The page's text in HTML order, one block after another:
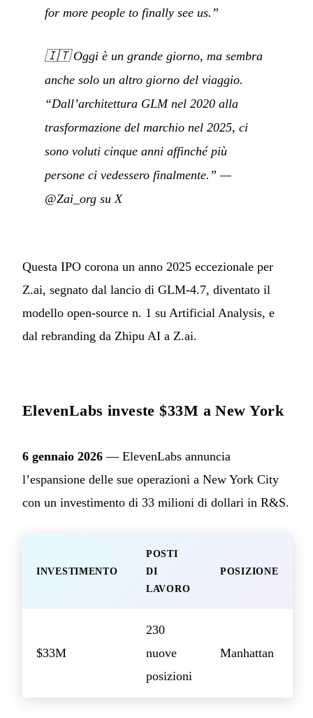
for more people to finally see us.”
🇮🇹Oggi è un grande giorno, ma sembra
anche solo un altro giorno del viaggio.
“Dall’architettura GLM nel 2020 alla
trasformazione del marchio nel 2025, ci
sono voluti cinque anni affinché più
persone ci vedessero finalmente.” —
@Zai_org su X
Questa IPO corona un anno 2025 eccezionale per
Z.ai, segnato dal lancio di GLM-4.7, diventato il
modello open-source n. 1 su Artificial Analysis, e
dal rebranding da Zhipu AI a Z.ai.
ElevenLabs investe $33M a New York
6 gennaio 2026 — ElevenLabs annuncia
l’espansione delle sue operazioni a New York City
con un investimento di 33 milioni di dollari in R&S.
INVESTIMENTO
POSTI
DI
LAVORO
POSIZIONE
$33M
230
nuove
posizioni
Manhattan